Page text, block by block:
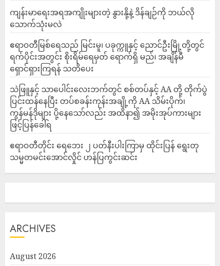
ကျန်းမာရေးအရအကျိုးများတဲ့ နွားနို့နဲ့ ဒိန်ချဉ်ကို ဘယ်လို
သောက်သုံးမလဲ
ဧရာဝတီမြစ်ရေသည် မြင်းမူ၊ ပခုက္ကူနှင့် ညောင်ဦးမြို့တို့တွင်
ရက်ပိုင်းအတွင်း စိုးရိမ်ရေမှတ် ရောက်ရှိ မည်၊ အချိန်မီ
ရှောင်ရှားကြရန် သတိပေး
သဲဖြူနှင့် သာပေါင်းလေးဘက်တွင် စစ်တပ်နှင့် AA တို့ တိုက်ပွဲ
ပြင်းထန်‌နေပြီး တပ်စခန်းကုန်းအချို့ကို AA သိမ်းပိုက်၊
ကွန်မန်ဒိုများ ပို့နေသော်လည်း အထိနာ၍ အမိုးအုပ်ကားများ
ဖြင့်ပြန်ခေါ်ရ
ဧရာဝတီတိုင်း ရေဘေး ၂ ပတ်နီးပါးကြာမှ ထိုင်းပြန် ရွေးတု
သမ္မတမင်းအောင်လှိုင် ဟန်ပြကွင်းဆင်း
ARCHIVES
August 2026